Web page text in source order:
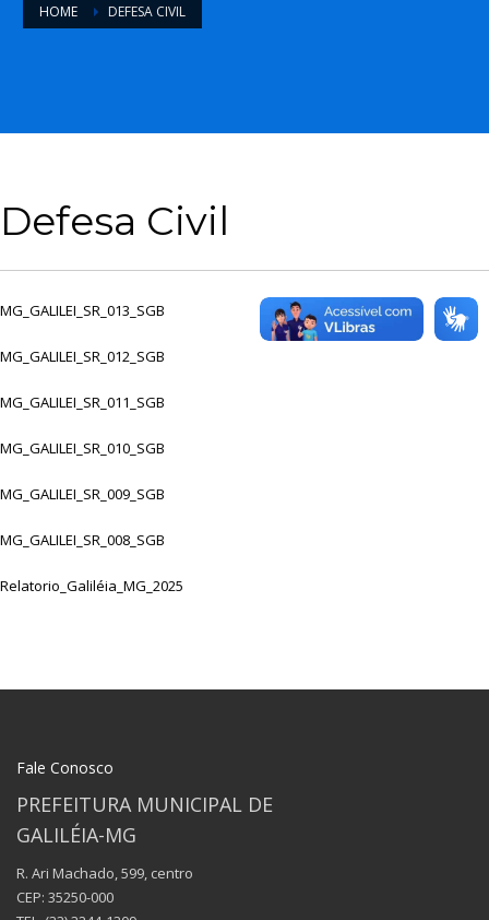
HOME DEFESA CIVIL
Defesa Civil
MG_GALILEI_SR_013_SGB
MG_GALILEI_SR_012_SGB
MG_GALILEI_SR_011_SGB
MG_GALILEI_SR_010_SGB
MG_GALILEI_SR_009_SGB
MG_GALILEI_SR_008_SGB
Relatorio_Galiléia_MG_2025
Fale Conosco
PREFEITURA MUNICIPAL DE
GALILÉIA-MG
R. Ari Machado, 599, centro
CEP: 35250-000